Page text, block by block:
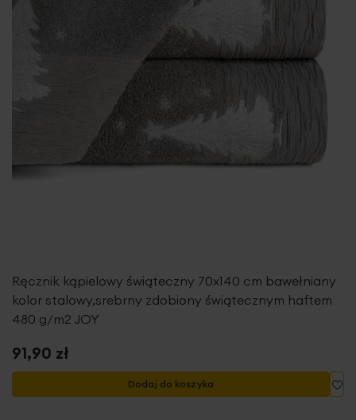
Ręcznik kąpielowy świąteczny 70x140 cm bawełniany
kolor stalowy,srebrny zdobiony świątecznym haftem
480 g/m2 JOY
91,90 zł
Dodaj do koszyka